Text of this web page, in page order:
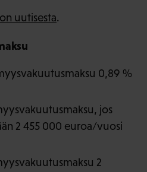
uutisesta.
0,89 %
jos
2 455 000 euroa/vuosi
2